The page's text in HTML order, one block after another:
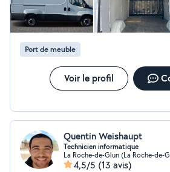
Port de meuble
Voir le profil
Quentin Weishaupt
Technicien informatique
La Roche-de-Glun (La Roche-de-
4,5/5 (13 avis)